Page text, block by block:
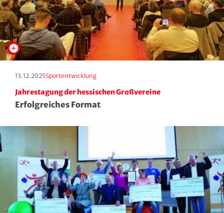
Erscheinungstag:
13.12.2025
Kategorie:Sportentwicklung
Jahrestagung der hessischen Großvereine
Erfolgreiches Format
Roll- und Inline-Sport
Rudern
Rugby
Schießsport
Schwimmen
Segeln
Skisport
Sportakrobatik